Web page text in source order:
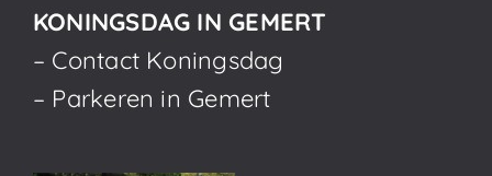
KONINGSDAG IN GEMERT
– Contact Koningsdag
– Parkeren in Gemert